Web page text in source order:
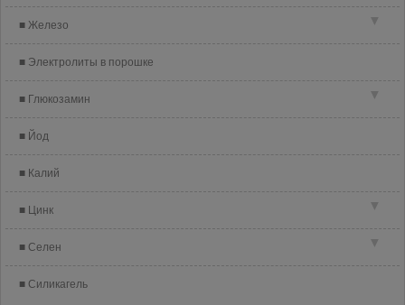
▼
Железо
Электролиты в порошке
▼
Глюкозамин
Йод
Калий
▼
Цинк
▼
Селен
Силикагель